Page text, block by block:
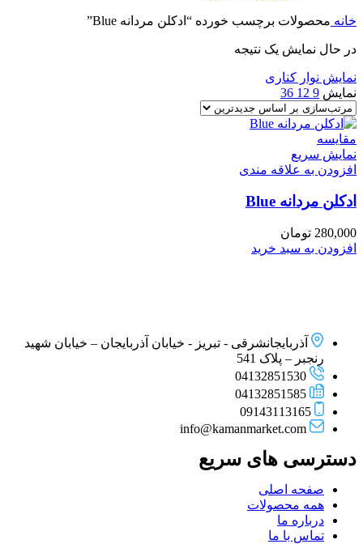
خانه محصولات برچسب خورده “ادکلن مردانه Blue”
در حال نمایش یک نتیجه
نمایش نوار کناری
نمایش 9
12
36
مقايسه
نمایش سریع
افزودن به علاقه مندی
ادکلن مردانه Blue
280,000 تومان
افزودن به سبد خرید
آذربایجانشرقی - تبریز - خیابان آذربایجان – خیابان شهید
رنجبر – پلاک 541
04132851530
04132851585
09143113165
info@kamanmarket.com
دسترسی های سریع
صفحه اصلی
همه محصولات
درباره ما
تماس با ما